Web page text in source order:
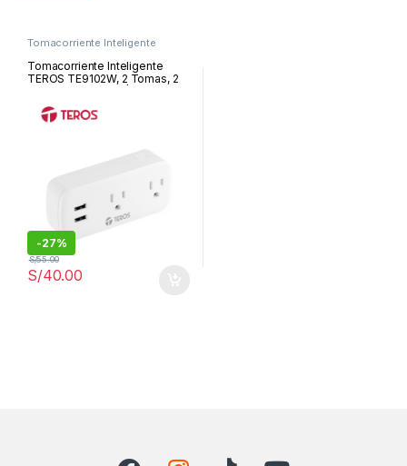
Tomacorriente Inteligente
Tomacorriente Inteligente
TEROS TE9102W, 2 Tomas, 2
-27%
S/40.00
S/55.00